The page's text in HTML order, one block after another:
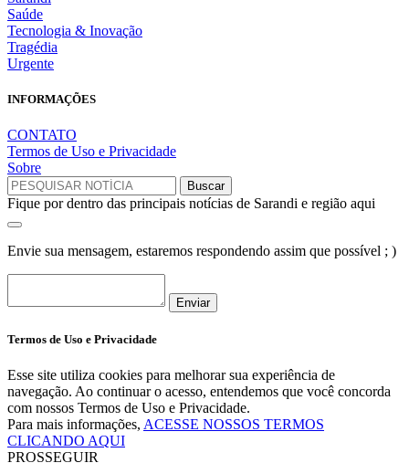
Saúde
Tecnologia & Inovação
Tragédia
Urgente
INFORMAÇÕES
CONTATO
Termos de Uso e Privacidade
Sobre
Fique por dentro das principais notícias de Sarandi e região aqui
Envie sua mensagem, estaremos respondendo assim que possível ; )
Enviar
Termos de Uso e Privacidade
Esse site utiliza cookies para melhorar sua experiência de
navegação. Ao continuar o acesso, entendemos que você concorda
com nossos Termos de Uso e Privacidade.
Para mais informações, ACESSE NOSSOS TERMOS
CLICANDO AQUI
PROSSEGUIR